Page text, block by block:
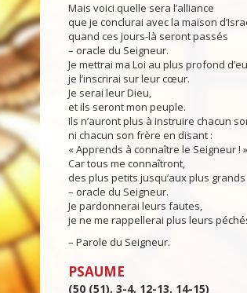
Mais voici quelle sera l’alliance
que je conclurai avec la maison
quand ces jours-là seront passés
– oracle du Seigneur.
Je mettrai ma Loi au plus profond
je l’inscrirai sur leur cœur.
Je serai leur Dieu,
et ils seront mon peuple.
Ils n’auront plus à instruire chacun
ni chacun son frère en disant :
« Apprends à connaître le Seigneur ! »
Car tous me connaîtront,
des plus petits jusqu’aux plus grands
– oracle du Seigneur.
Je pardonnerai leurs fautes,
je ne me rappellerai plus leurs
– Parole du Seigneur.
PSAUME
(50 (51), 3-4, 12-13, 14-15)